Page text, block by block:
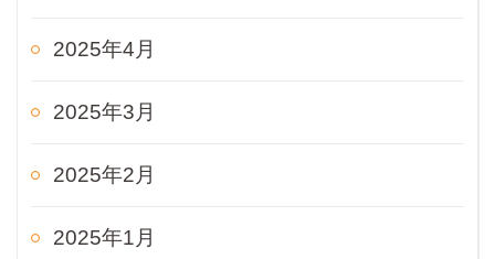
2025年4月
2025年3月
2025年2月
2025年1月